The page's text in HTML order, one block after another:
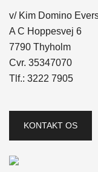
v/ Kim Domino
A C Hoppesvej 6
7790 Thyholm
Cvr. 35347070
Tlf.: 3222 7905
KONTAKT OS